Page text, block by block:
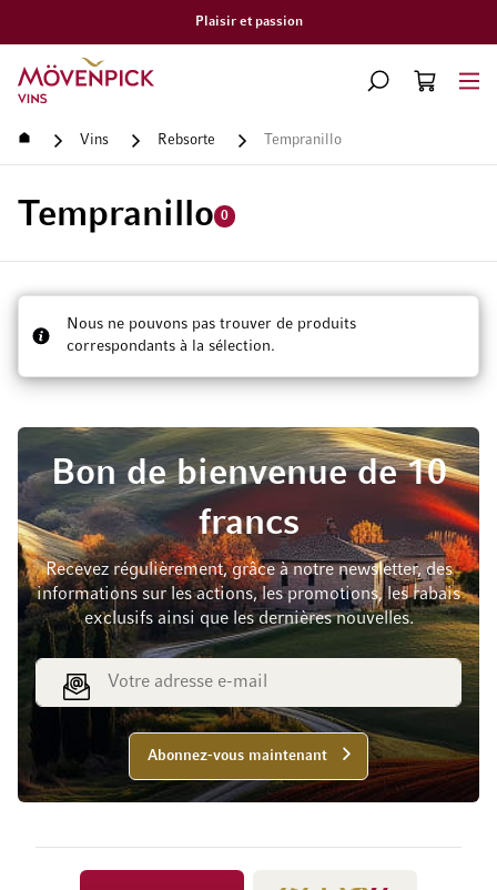
Plaisir et passion
Aller à la page d'accueil
CHERCHERPANIER
Accueil Vins Rebsorte Tempranillo
Tempranillo 0
Nous ne pouvons pas trouver de produits
correspondants à la sélection.
Bon de bienvenue de 10
francs
Recevez régulièrement, grâce à notre newsletter, des
informations sur les actions, les promotions, les rabais
exclusifs ainsi que les dernières nouvelles.
Adresse e-mail
Abonnez-vous maintenant